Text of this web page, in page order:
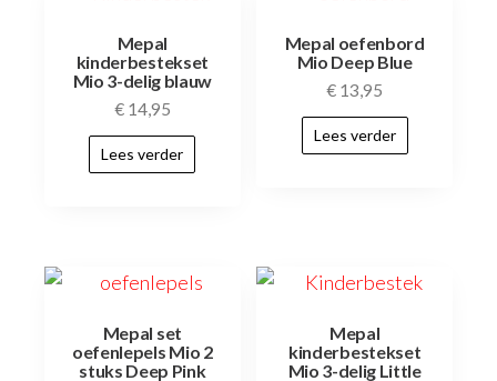
Mepal
kinderbestekset
Mio 3-delig blauw
€14,95
Lees verder
Mepal oefenbord
Mio Deep Blue
€ 13,95
Lees verder
Mepal set
oefenlepels Mio 2
stuks Deep Pink
Mepal
kinderbestekset
Mio 3-delig Little